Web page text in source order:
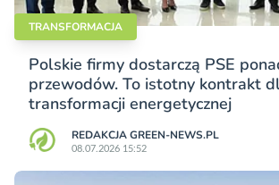
TRANSFORMACJA
Polskie firmy dostarczą PSE
przewodów. To istotny kontrakt
transformacji energetycznej
REDAKCJA GREEN-NEWS.PL
08.07.2026 15:52